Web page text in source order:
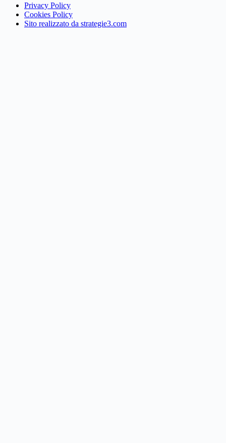
Privacy Policy
Cookies Policy
Sito realizzato da strategie3.com